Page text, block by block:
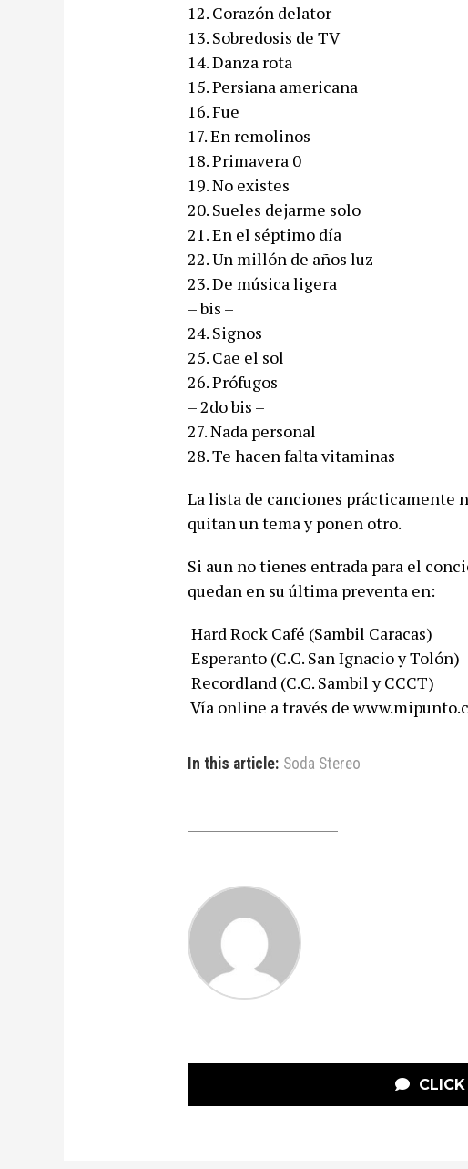
12. Corazón delator
13. Sobredosis de TV
14. Danza rota
15. Persiana americana
16. Fue
17. En remolinos
18. Primavera 0
19. No existes
20. Sueles dejarme solo
21. En el séptimo día
22. Un millón de años luz
23. De música ligera
– bis –
24. Signos
25. Cae el sol
26. Prófugos
– 2do bis –
27. Nada personal
28. Te hacen falta vitaminas
La lista de canciones prácticamente
quitan un tema y ponen otro.
Si aun no tienes entrada para el
quedan en su última preventa en:
 Hard Rock Café (Sambil Caracas)
 Esperanto (C.C. San Ignacio y Tolón)
 Recordland (C.C. Sambil y CCCT)
 Vía online a través de
In this article: Soda Stereo